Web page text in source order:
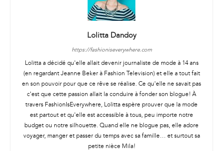
Lolitta Dandoy
https://fashioniseverywhere.com
Lolitta a décidé qu'elle allait devenir journaliste de mode à 14 ans
(en regardant Jeanne Beker à Fashion Television) et elle a tout fait
en son pouvoir pour que ce rêve se réalise. Ce qu'elle ne savait pas
c'est que cette passion allait la conduire à fonder son blogue! À
travers FashionIsEverywhere, Lolitta espère prouver que la mode
est partout et qu'elle est accessible à tous, peu importe notre
budget ou notre silhouette. Quand elle ne blogue pas, elle adore
voyager, manger et passer du temps avec sa famille… et surtout sa
petite nièce Mila!